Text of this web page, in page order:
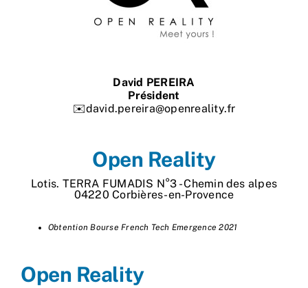
Actualités
David PEREIRA
Président
✉️david.pereira@openreality.fr
Open Reality
Lotis. TERRA FUMADIS N°3 - Chemin des alpes
04220 Corbières-en-Provence
Obtention Bourse French Tech Emergence 2021
Open Reality